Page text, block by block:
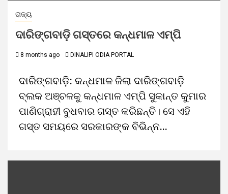
ରାଜ୍ୟ
ଦାରିଙ୍ଗବାଡ଼ି ଗସ୍ତରେ କନ୍ଧମାଳ ଏମ୍‌ପି
8 months ago DINALIPI ODIA PORTAL
ଦାରିଙ୍ଗବାଡ଼ି: କନ୍ଧମାଳ ଜିଲା ଦାରିଙ୍ଗବାଡ଼ି
ବ୍ଲକ ଅଞ୍ଚଳକୁ କନ୍ଧମାଳ ଏମ୍‌ପି ସୁକାନ୍ତ କୁମାର
ପାଣିଗ୍ରାହୀ ବୁଧବାର ଗସ୍ତ କରିଛନ୍ତି। ସେ ଏହି
ଗସ୍ତ ସମୟରେ ସରକାରଙ୍କ ବିଭିନ୍ନ...